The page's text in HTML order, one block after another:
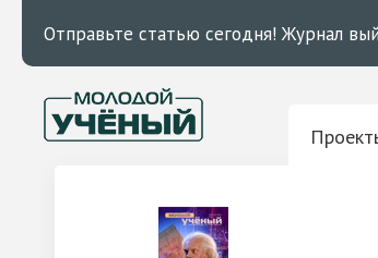
Отправьте статью сегодня! Журнал